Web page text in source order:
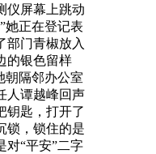
屏幕上跳动
她正在登记表
部门青椒放入
的银色留样
朝隔邻办公室
人谭越峰回声
钥匙，打开了
锁，锁住的是
对“平安”二字